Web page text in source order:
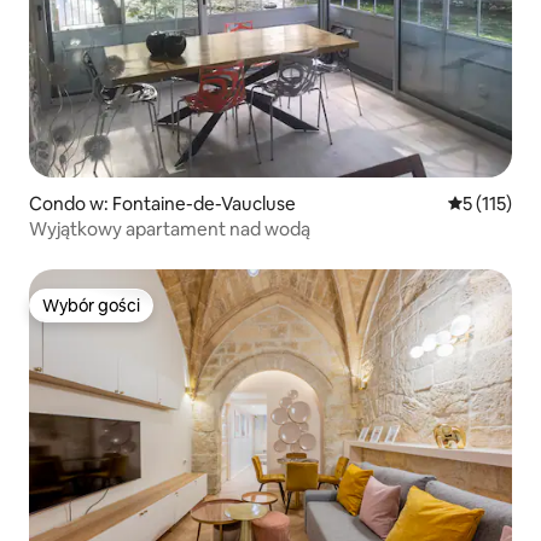
Condo w: Fontaine-de-Vaucluse Średnia
5 (115)
Wyjątkowy apartament nad wodą
Wybór gości
Wybór gości